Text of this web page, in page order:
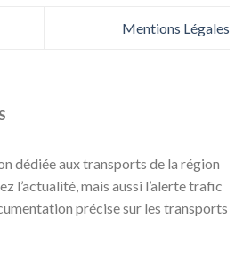
Mentions Légales
dédiée aux transports de la région
l’actualité, mais aussi l’alerte trafic
précise sur les transports